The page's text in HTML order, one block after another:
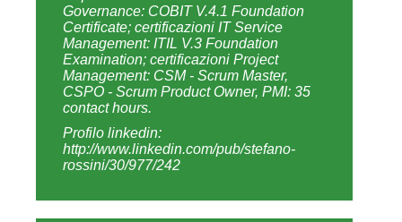
Profilo linkedin:
http://www.linkedin.com/pub/stefano-
rossini/30/977/242